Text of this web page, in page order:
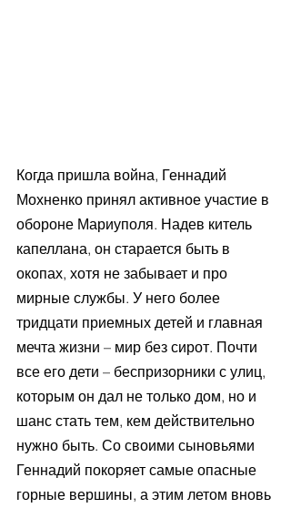
Когда пришла война, Геннадий
Мохненко принял активное участие в
обороне Мариуполя. Надев китель
капеллана, он старается быть в
окопах, хотя не забывает и про
мирные службы. У него более
тридцати приемных детей и главная
мечта жизни – мир без сирот. Почти
все его дети – беспризорники с улиц,
которым он дал не только дом, но и
шанс стать тем, кем действительно
нужно быть. Со своими сыновьями
Геннадий покоряет самые опасные
горные вершины, а этим летом вновь